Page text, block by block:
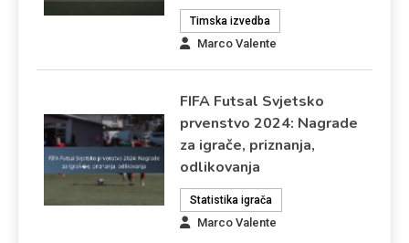
Timska izvedba
Marco Valente
FIFA Futsal Svjetsko
prvenstvo 2024: Nagrade
za igrače, priznanja,
odlikovanja
Statistika igrača
Marco Valente